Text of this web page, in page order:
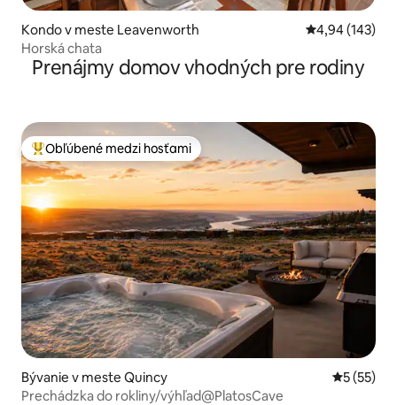
Kondo v meste Leavenworth Priemerné
4,94 (143)
Horská chata
Prenájmy domov vhodných pre rodiny
Najobľúbenejšie medzi hosťami
Obľúbené medzi hosťami
Bývanie v meste Quincy
5 (55)
Prechádzka do rokliny/výhľad@PlatosCave